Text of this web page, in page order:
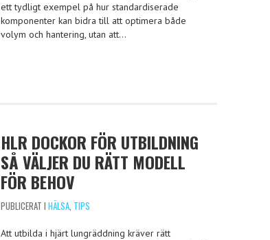
ett tydligt exempel på hur standardiserade
komponenter kan bidra till att optimera både
volym och hantering, utan att…
HLR DOCKOR FÖR UTBILDNING
SÅ VÄLJER DU RÄTT MODELL
FÖR BEHOV
PUBLICERAT I HÄLSA, TIPS
Att utbilda i hjärt lungräddning kräver rätt